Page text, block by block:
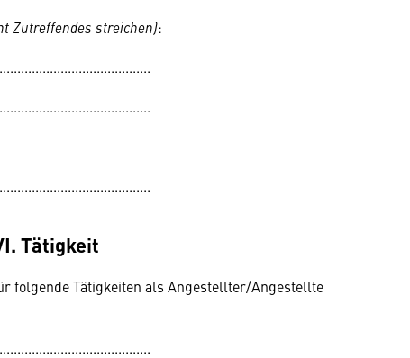
Zutreffendes streichen):
Tätigkeit
folgende Tätigkeiten als Angestellter/Angestellte